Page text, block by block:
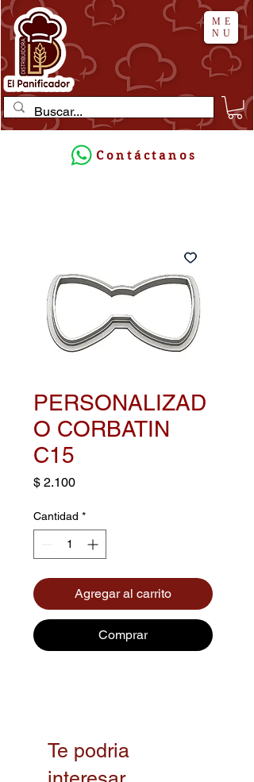
ME
NU
Contáctanos
PERSONALIZAD
O CORBATIN
C15
$ 2.100Precio
Cantidad *
Agregar al carrito
Comprar
Te podria